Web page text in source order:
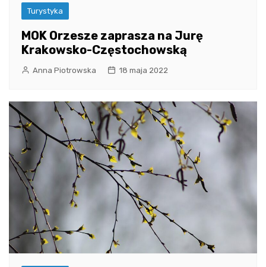
Turystyka
MOK Orzesze zaprasza na Jurę
Krakowsko-Częstochowską
Anna Piotrowska 18 maja 2022